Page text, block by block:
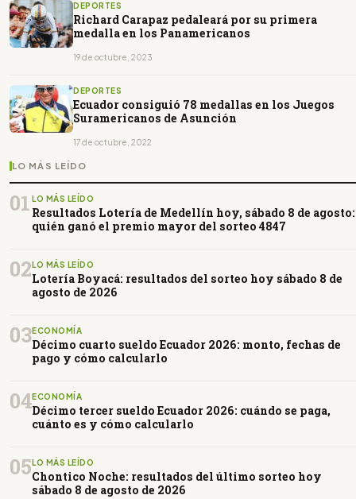
DEPORTES
Richard Carapaz pedaleará por su primera
medalla en los Panamericanos
19 de octubre, 2023
DEPORTES
Ecuador consiguió 78 medallas en los Juegos
Suramericanos de Asunción
17 de octubre, 2022
LO MÁS LEÍDO
01 LO MÁS LEÍDO
Resultados Lotería de Medellín hoy, sábado 8 de agosto:
quién ganó el premio mayor del sorteo 4847
02 LO MÁS LEÍDO
Lotería Boyacá: resultados del sorteo hoy sábado 8 de
agosto de 2026
03ECONOMÍA
Décimo cuarto sueldo Ecuador 2026: monto, fechas de
pago y cómo calcularlo
04ECONOMÍA
Décimo tercer sueldo Ecuador 2026: cuándo se paga,
cuánto es y cómo calcularlo
05 LO MÁS LEÍDO
Chontico Noche: resultados del último sorteo hoy
sábado 8 de agosto de 2026